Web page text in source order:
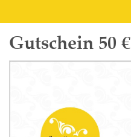
Gutschein 50 €